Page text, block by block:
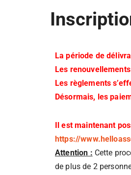
La période de
Les
Les règlements
Désormais, les
Il est maintenant
https://
Attention : Cette
de plus de 2